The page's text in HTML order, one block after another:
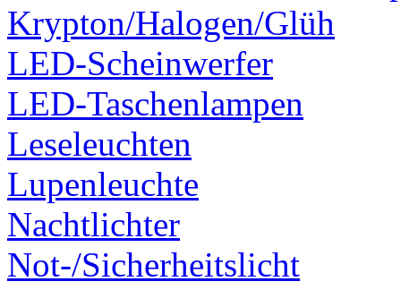
Krypton/Halogen/Glüh
LED-Scheinwerfer
LED-Taschenlampen
Leseleuchten
Lupenleuchte
Nachtlichter
Not-/Sicherheitslicht